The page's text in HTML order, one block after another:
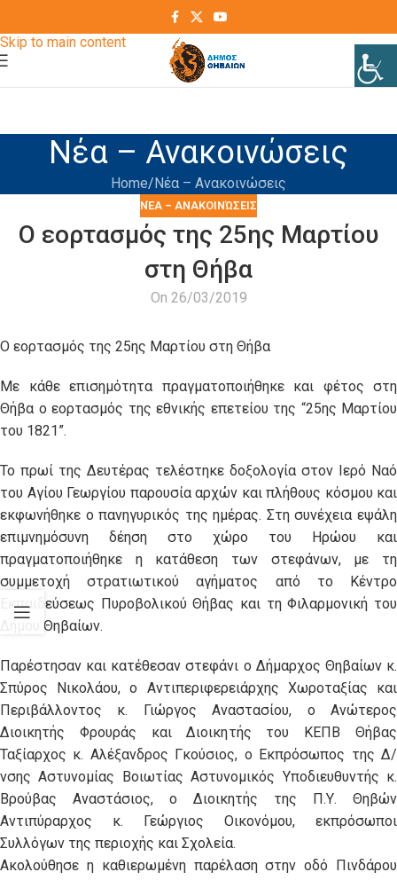
Skip to main content
Νέα – Ανακοινώσεις
Home Νέα – Ανακοινώσεις
ΝΈΑ – ΑΝΑΚΟΙΝΏΣΕΙΣ
Ο εορτασμός της 25ης Μαρτίου
στη Θήβα
On 26/03/2019
Ο εορτασμός της 25ης Μαρτίου στη Θήβα
Με κάθε επισημότητα πραγματοποιήθηκε και φέτος στη
Θήβα ο εορτασμός της εθνικής επετείου της “25ης Μαρτίου
του 1821”.
Το πρωί της Δευτέρας τελέστηκε δοξολογία στον Ιερό Ναό
του Αγίου Γεωργίου παρουσία αρχών και πλήθους κόσμου και
εκφωνήθηκε ο πανηγυρικός της ημέρας. Στη συνέχεια εψάλη
επιμνημόσυνη δέηση στο χώρο του Ηρώου και
πραγματοποιήθηκε η κατάθεση των στεφάνων, με τη
συμμετοχή στρατιωτικού αγήματος από το Κέντρο
Εκπαιδεύσεως Πυροβολικού Θήβας και τη Φιλαρμονική του
Δήμου Θηβαίων.
Παρέστησαν και κατέθεσαν στεφάνι ο Δήμαρχος Θηβαίων κ.
Σπύρος Νικολάου, ο Αντιπεριφερειάρχης Χωροταξίας και
Περιβάλλοντος κ. Γιώργος Αναστασίου, ο Ανώτερος
Διοικητής Φρουράς και Διοικητής του ΚΕΠΒ Θήβας
Ταξίαρχος κ. Αλέξανδρος Γκούσιος, ο Εκπρόσωπος της Δ/
νσης Αστυνομίας Βοιωτίας Αστυνομικός Υποδιευθυντής κ.
Βρούβας Αναστάσιος, ο Διοικητής της Π.Υ. Θηβών
Αντιπύραρχος κ. Γεώργιος Οικονόμου, εκπρόσωποι
Συλλόγων της περιοχής και Σχολεία.
Ακολούθησε η καθιερωμένη παρέλαση στην οδό Πινδάρου